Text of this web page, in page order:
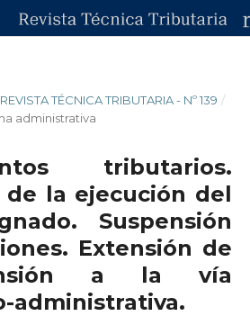
TÉCNICA TRIBUTARIA - Nº 139 /
administrativa
tributarios.
de la ejecución del
Suspensión
Extensión de
a la vía
administrativa.